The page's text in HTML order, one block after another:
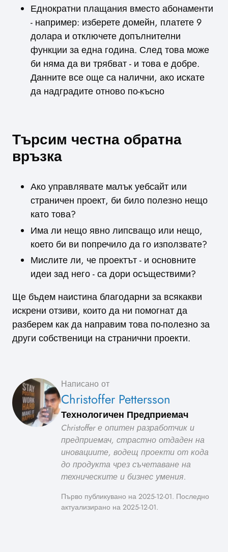
Еднократни плащания вместо абонаменти
- например: изберете домейн, платете 9
долара и отключете допълнителни
функции за една година. След това може
би няма да ви трябват - и това е добре.
Данните все още са налични, ако искате
да надградите отново по-късно
Търсим честна обратна
връзка
Ако управлявате малък уебсайт или
страничен проект, би било полезно нещо
като това?
Има ли нещо явно липсващо или нещо,
което би ви попречило да го използвате?
Мислите ли, че проектът - и основните
идеи зад него - са дори осъществими?
Ще бъдем наистина благодарни за всякакви
искрени отзиви, които да ни помогнат да
разберем как да направим това по-полезно за
други собственици на странични проекти.
Написано от
Christoffer Pettersson
Технологичен Предприемач
Christoffer е опитен разработчик и
предприемач, страстно отдаден на
иновациите, водещ проекти от кода
до продукта чрез съчетаване на
техническите и бизнес умения.
Първо публикувано на 2025-12-01. Последно
актуализирано на 2025-12-01.